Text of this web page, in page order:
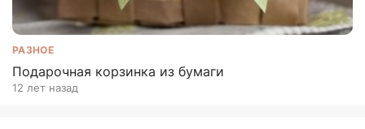
РАЗНОЕ
Подарочная корзинка из бумаги
12 лет назад